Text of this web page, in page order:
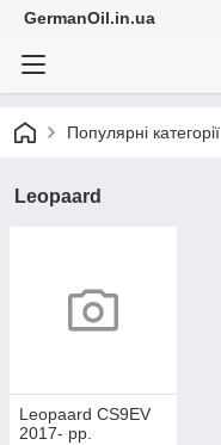
GermanOil.in.ua
Популярні категорії
Leopaard
Leopaard CS9EV
2017- рр.